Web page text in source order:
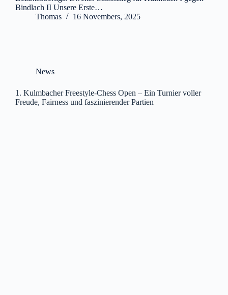
Bindlach II Unsere Erste…
Thomas
16 Novembers, 2025
News
1. Kulmbacher Freestyle-Chess Open – Ein Turnier voller
Freude, Fairness und faszinierender Partien